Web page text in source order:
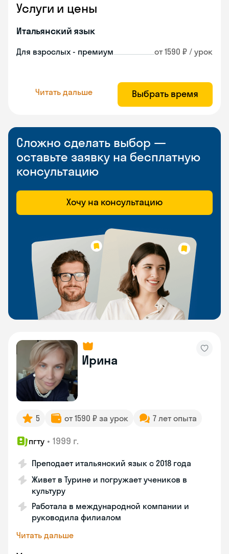
Услуги и цены
Итальянский язык
Для взрослых - премиум от 1590 ₽ / урок
Читать дальше Выбрать время
Сложно сделать выбор —
оставьте заявку на бесплатную
консультацию
Хочу на консультацию
Ирина
5 от 1590 ₽ за урок 7 лет опыта
пгту • 1999 г.
Преподает итальянский язык с 2018 года
Живет в Турине и погружает учеников в
культуру
Работала в международной компании и
руководила филиалом
Читать дальше